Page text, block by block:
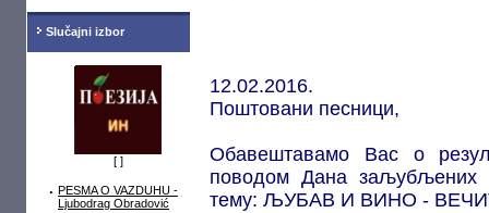
Slučajni izbor
[ ]
· PESMA O VAZDUHU -
Ljubodrag Obradović
12.02.2016.
Поштовани песници,
Обавештавамо Вас о
поводом Дана
тему: ЉУБАВ И ВИНО -